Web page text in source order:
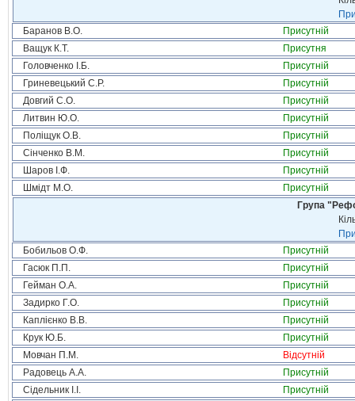
Баранов В.О.
Присутній
Ващук К.Т.
Присутня
Головченко І.Б.
Присутній
Гриневецький С.Р.
Присутній
Довгий С.О.
Присутній
Литвин Ю.О.
Присутній
Поліщук О.В.
Присутній
Сінченко В.М.
Присутній
Шаров І.Ф.
Присутній
Шмідт М.О.
Присутній
Група
Бобильов О.Ф.
Присутній
Гасюк П.П.
Присутній
Гейман О.А.
Присутній
Задирко Г.О.
Присутній
Каплієнко В.В.
Присутній
Крук Ю.Б.
Присутній
Мовчан П.М.
Відсутній
Радовець А.А.
Присутній
Сідельник І.І.
Присутній